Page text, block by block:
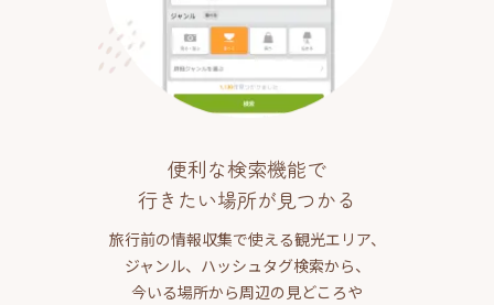
便利な検索機能で
行きたい場所が見つかる
旅行前の情報収集で使える観光エリア、
ジャンル、ハッシュタグ検索から、
今いる場所から周辺の見どころや